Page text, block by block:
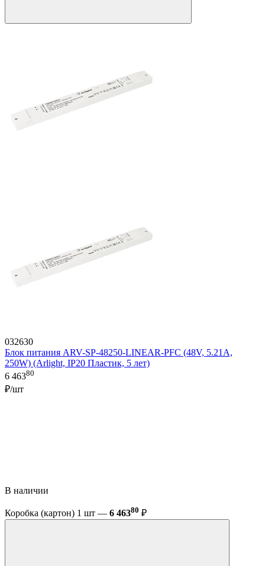
032630
Блок питания ARV-SP-48250-LINEAR-PFC (48V, 5.21A,
250W) (Arlight, IP20 Пластик, 5 лет)
6 46380
₽/шт
В наличии
Коробка (картон) 1 шт — 6 46380 ₽